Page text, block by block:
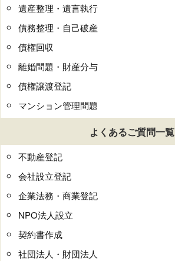
遺産整理・遺言執行
債務整理・自己破産
債権回収
離婚問題・財産分与
債権譲渡登記
マンション管理問題
よくあるご質問一覧
不動産登記
会社設立登記
企業法務・商業登記
NPO法人設立
契約書作成
社団法人・財団法人